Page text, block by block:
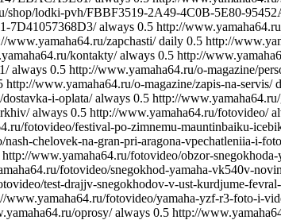
shop/lodki-pvh/FBBF3519-2A49-4C0B-5E80-
7D41057368D3/ always 0.5 http://
www.yamaha64.ru/zapchasti/ daily 0.5 http://
kontakty/ always 0.5 http://
always 0.5 http://www.yamaha64.ru/o-magazine/
http://www.yamaha64.ru/o-magazine/zapis-na-servis/
i-oplata/ always 0.5 http://
always 0.5 http://www.yamaha64.ru/fotovideo/
fotovideo/festival-po-zimnemu-mauntinbaiku-
chelovek-na-gran-pri-aragona-vpechatleniia-i-
http://www.yamaha64.ru/fotovideo/obzor-
fotovideo/snegokhod-yamaha-vk540v-
test-drajjv-snegokhodov-v-ust-kurdjume-
www.yamaha64.ru/fotovideo/yamaha-yzf-r3-foto-i-
oprosy/ always 0.5 http://